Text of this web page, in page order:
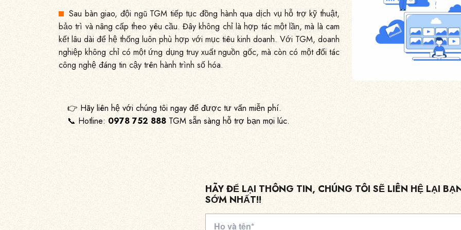
Sau bàn giao, đội ngũ TGM tiếp tục đồng hành qua dịch vụ hỗ trợ kỹ thuật,
bảo trì và nâng cấp theo yêu cầu. Đây không chỉ là hợp tác một lần, mà là cam
kết lâu dài để hệ thống luôn phù hợp với mục tiêu kinh doanh. Với TGM, doanh
nghiệp không chỉ có một ứng dụng truy xuất nguồn gốc, mà còn có một đối tác
công nghệ đáng tin cậy trên hành trình số hóa.
👉 Hãy liên hệ với chúng tôi ngay để được tư vấn miễn phí.
📞 Hotline: 0978 752 888TGM sẵn sàng hỗ trợ bạn mọi lúc.
HÃY ĐỂ LẠI THÔNG TIN, CHÚNG TÔI SẼ LIÊN HỆ LẠI
SỚM NHẤT!!